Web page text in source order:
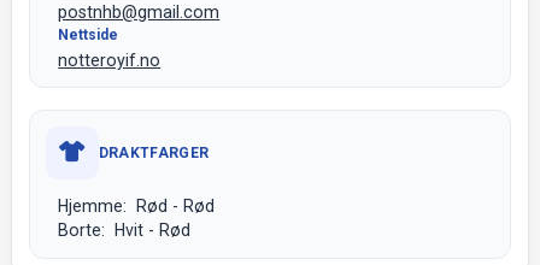
postnhb@gmail.com
Nettside
notteroyif.no
DRAKTFARGER
Hjemme: Rød - Rød
Borte: Hvit - Rød